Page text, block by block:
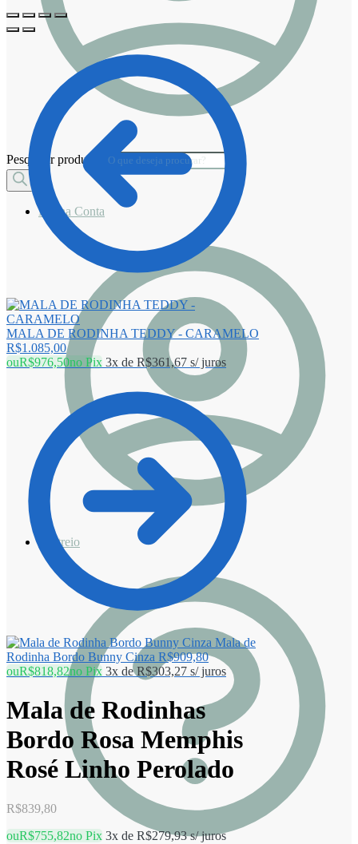
Pesquisar produtos
Minha Conta
Rastreio
MALA DE RODINHA TEDDY - CARAMELO
R$1.085,00
ouR$976,50no Pix 3x de R$361,67 s/ juros
Mala de
Rodinha Bordo Bunny Cinza R$909,80
ouR$818,82no Pix 3x deR$303,27 s/ juros
Mala de Rodinhas
Bordo Rosa Memphis
Rosé Linho Perolado
R$839,80
ouR$755,82no Pix 3x de R$279,93s/ juros